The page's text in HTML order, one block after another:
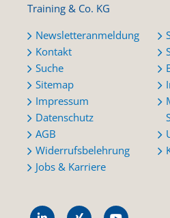
Training & Co. KG
Newsletteranmeldung
Kontakt
Suche
Sitemap
Impressum
Datenschutz
AGB
Widerrufsbelehrung
Jobs & Karriere